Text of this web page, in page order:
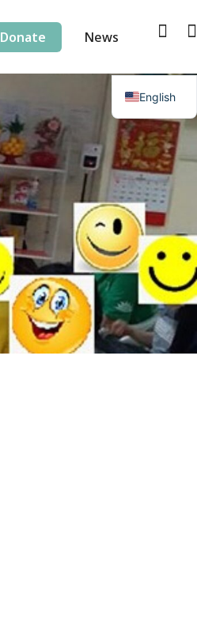
Donate News
English